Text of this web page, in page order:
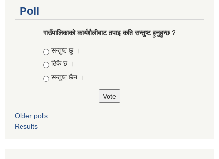
Poll
गाउँपालिकाको कार्यशैलीबाट तपाइ कति सन्तुष्ट हुनुहुन्छ ?
Choices
सन्तुष्ट छु ।
ठिकै छ ।
सन्तुष्ट छैन ।
Older polls
Results